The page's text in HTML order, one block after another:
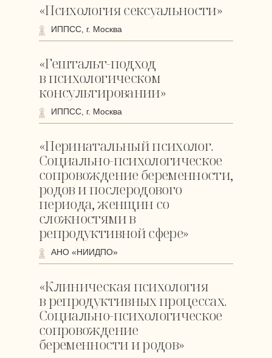
«Психология сексуальности»
ИППСС, г. Москва
«Гештальт-подход
в психологическом
консультировании»
ИППСС, г. Москва
«Перинатальный психолог.
Социально-психологическое
сопровождение беременности,
родов и послеродового
периода, женщин со
сложностями в
репродуктивной сфере»
АНО «НИИДПО»
«Клиническая психология
в репродуктивных процессах.
Социально-психологическое
сопровождение
беременности и родов»